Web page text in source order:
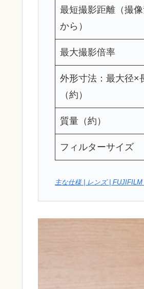
最短撮影距離（撮
から）
最大撮影倍率
外形寸法：最大径×
（約）
質量（約）
フィルターサイズ
主な仕様 | レンズ |